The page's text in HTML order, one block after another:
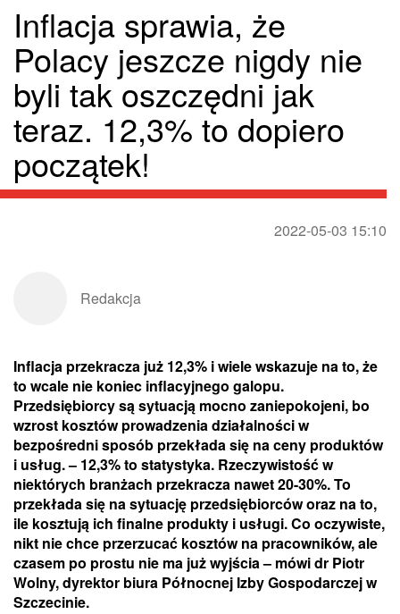
Inflacja sprawia, że
Polacy jeszcze nigdy nie
byli tak oszczędni jak
teraz. 12,3% to dopiero
początek!
2022-05-03 15:10
Redakcja
Inflacja przekracza już 12,3% i wiele wskazuje na to, że
to wcale nie koniec inflacyjnego galopu.
Przedsiębiorcy są sytuacją mocno zaniepokojeni, bo
wzrost kosztów prowadzenia działalności w
bezpośredni sposób przekłada się na ceny produktów
i usług. – 12,3% to statystyka. Rzeczywistość w
niektórych branżach przekracza nawet 20-30%. To
przekłada się na sytuację przedsiębiorców oraz na to,
ile kosztują ich finalne produkty i usługi. Co oczywiste,
nikt nie chce przerzucać kosztów na pracowników, ale
czasem po prostu nie ma już wyjścia – mówi dr Piotr
Wolny, dyrektor biura Północnej Izby Gospodarczej w
Szczecinie.